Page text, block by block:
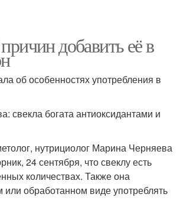
добавить её в
об особенностях употребления в
свекла богата антиоксидантами и
нутрициолог Марина Черняева
24 сентября, что свеклу есть
количествах. Также она
или обработанном виде употреблять